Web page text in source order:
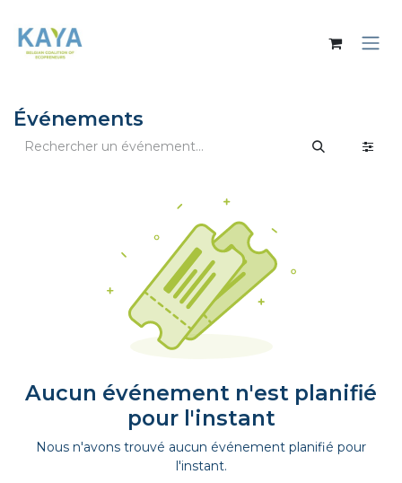
Événements
Aucun événement n'est planifié
pour l'instant
Nous n'avons trouvé aucun événement planifié pour
l'instant.